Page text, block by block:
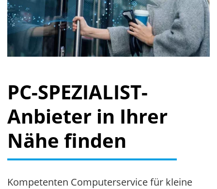
PC-SPEZIALIST-
Anbieter in Ihrer
Nähe finden
Kompetenten Computerservice für kleine